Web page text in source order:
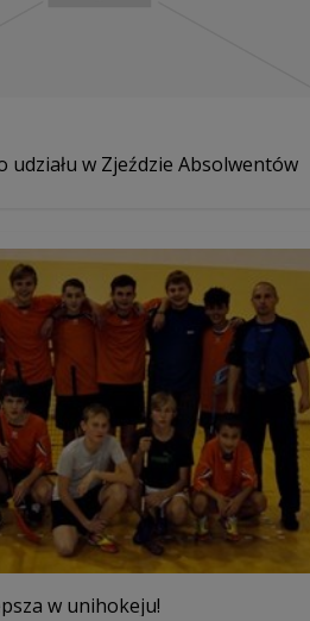
udziału w Zjeździe Absolwentów
w unihokeju!